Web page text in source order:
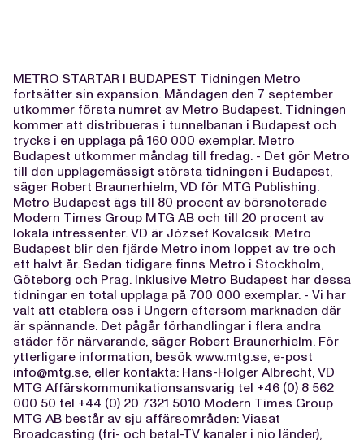
METRO STARTAR I BUDAPEST Tidningen Metro
fortsätter sin expansion. Måndagen den 7 september
utkommer första numret av Metro Budapest. Tidningen
kommer att distribueras i tunnelbanan i Budapest och
trycks i en upplaga på 160 000 exemplar. Metro
Budapest utkommer måndag till fredag. - Det gör Metro
till den upplagemässigt största tidningen i Budapest,
säger Robert Braunerhielm, VD för MTG Publishing.
Metro Budapest ägs till 80 procent av börsnoterade
Modern Times Group MTG AB och till 20 procent av
lokala intressenter. VD är József Kovalcsik. Metro
Budapest blir den fjärde Metro inom loppet av tre och
ett halvt år. Sedan tidigare finns Metro i Stockholm,
Göteborg och Prag. Inklusive Metro Budapest har dessa
tidningar en total upplaga på 700 000 exemplar. - Vi har
valt att etablera oss i Ungern eftersom marknaden där
är spännande. Det pågår förhandlingar i flera andra
städer för närvarande, säger Robert Braunerhielm. För
ytterligare information, besök www.mtg.se, e-post
info@mtg.se, eller kontakta: Hans-Holger Albrecht, VD
MTG Affärskommunikationsansvarig tel +46 (0) 8 562
000 50 tel +44 (0) 20 7321 5010 Modern Times Group
MTG AB består av sju affärsområden: Viasat
Broadcasting (fri- och betal-TV kanaler i nio länder),